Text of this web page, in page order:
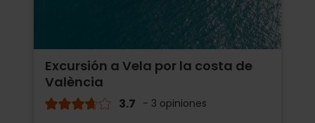
Excursión a Vela por la costa de
València
3.7 - 3 opiniones